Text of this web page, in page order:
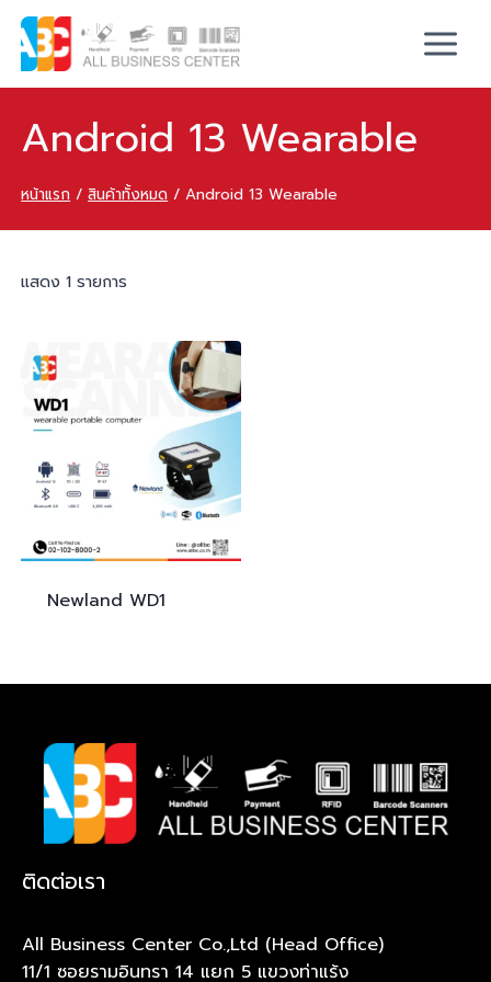
Android 13 Wearable
หน้าแรก / สินค้าทั้งหมด / Android 13 Wearable
แสดง 1 รายการ
NewlandWD1
ติดต่อเรา
All Business Center Co.,Ltd (Head Office)
11/1 ซอยรามอินทรา 14 แยก 5 แขวงท่าแร้ง